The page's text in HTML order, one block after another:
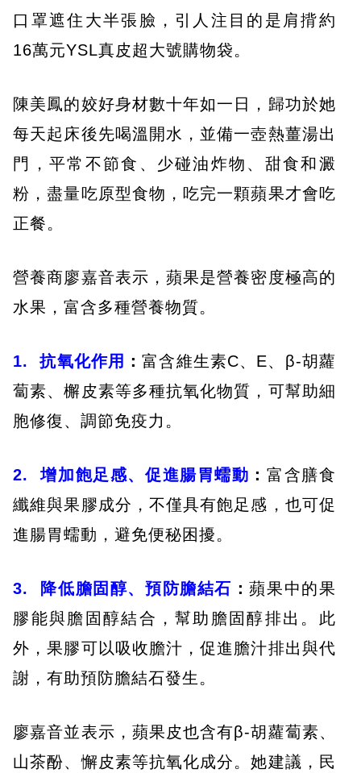
口罩遮住大半張臉，引人注目的是肩揹約
16萬元YSL真皮超大號購物袋。
陳美鳳的姣好身材數十年如一日，歸功於她
每天起床後先喝溫開水，並備一壺熱薑湯出
門，平常不節食、少碰油炸物、甜食和澱
粉，盡量吃原型食物，吃完一顆蘋果才會吃
正餐。
營養商廖嘉音表示，蘋果是營養密度極高的
水果，富含多種營養物質。
1.抗氧化作用 ：富含維生素C、E、β-胡蘿
蔔素、檞皮素等多種抗氧化物質，可幫助細
胞修復、調節免疫力。
2.增加飽足感、促進腸胃蠕動 ：富含膳食
纖維與果膠成分，不僅具有飽足感，也可促
進腸胃蠕動，避免便秘困擾。
3. 降低膽固醇、預防膽結石 ：蘋果中的果
膠能與膽固醇結合，幫助膽固醇排出。此
外，果膠可以吸收膽汁，促進膽汁排出與代
謝，有助預防膽結石發生。
廖嘉音並表示，蘋果皮也含有β-胡蘿蔔素、
山茶酚、懈皮素等抗氧化成分。她建議，民